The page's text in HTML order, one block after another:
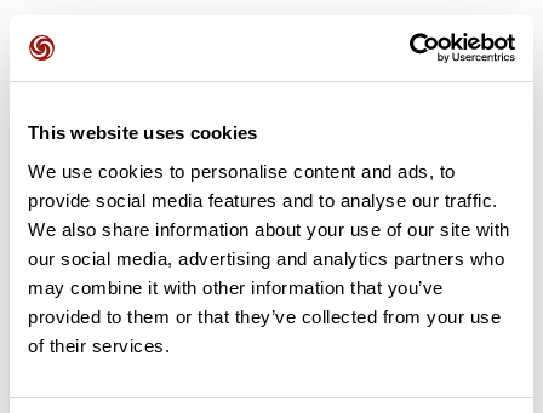
This website uses cookies
We use cookies to personalise content and ads, to
provide social media features and to analyse our traffic.
We also share information about your use of our site with
our social media, advertising and analytics partners who
may combine it with other information that you’ve
provided to them or that they’ve collected from your use
of their services.
Recensioni degli utenti
Questo percorso non contiene ancora alcuna recensione.
L'hai già effettuato? Sii il primo a inviare una recensione!
Aggiungi una recensione
Riepilogo